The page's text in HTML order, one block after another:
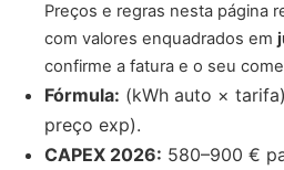
Preços e regras nesta página
com valores enquadrados em
confirme a fatura e o seu
Fórmula: (kWh auto ×
preço exp).
CAPEX 2026: 580–900 €